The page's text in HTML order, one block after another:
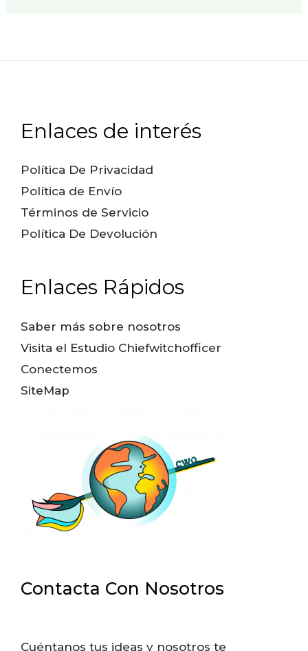
Enlaces de interés
Política De Privacidad
Política de Envío
Términos de Servicio
Política De Devolución
Enlaces Rápidos
Saber más sobre nosotros
Visita el Estudio Chiefwitchofficer
Conectemos
SiteMap
Contacta Con Nosotros
Cuéntanos tus ideas y nosotros te